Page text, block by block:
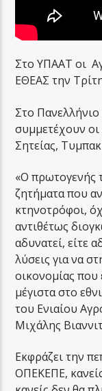
Στο ΥΠΑΑΤ οι
ΕΘΕΑΣ την
Στο
συμμετέχουν οι
Σητείας,
«Ο πρωτογενής
ζητήματα που
κτηνοτρόφοι,
αντιθέτως
αδυνατεί, είτε
λύσεις για να
οικονομίας
μέγιστα στο
του Ενιαίου
Μιχάλης
Εκφράζει την
ΟΠΕΚΕΠΕ,